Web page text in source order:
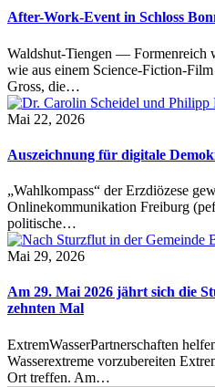
After-Work-Event in Schloss
Waldshut-Tiengen — Formenreich
wie aus einem Science-Fiction-
Gross, die…
Mai 22, 2026
Auszeichnung für digitale
„Wahlkompass“ der Erzdiözese
Onlinekommunikation Freiburg
politische…
Mai 29, 2026
Am 29. Mai 2026 jährt sich die
zehnten Mal
ExtremWasserPartnerschaften
Wasserextreme vorzubereiten
Ort treffen. Am…